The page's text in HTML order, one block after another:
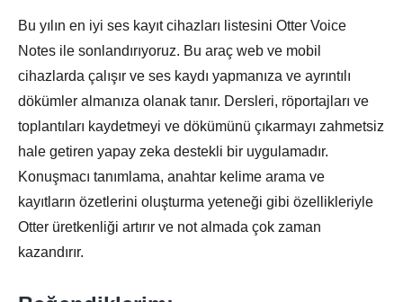
Bu yılın en iyi ses kayıt cihazları listesini Otter Voice
Notes ile sonlandırıyoruz. Bu araç web ve mobil
cihazlarda çalışır ve ses kaydı yapmanıza ve ayrıntılı
dökümler almanıza olanak tanır. Dersleri, röportajları ve
toplantıları kaydetmeyi ve dökümünü çıkarmayı zahmetsiz
hale getiren yapay zeka destekli bir uygulamadır.
Konuşmacı tanımlama, anahtar kelime arama ve
kayıtların özetlerini oluşturma yeteneği gibi özellikleriyle
Otter üretkenliği artırır ve not almada çok zaman
kazandırır.